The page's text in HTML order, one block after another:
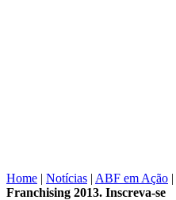
Home | Notícias | ABF em Ação |
Franchising 2013. Inscreva-se